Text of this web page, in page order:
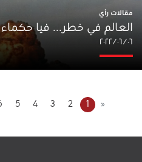
مقالات رأي
العالم في خطر... فيا حكماء
٠٦‏/٠٦‏/٢٠٢٢
«
1
2
3
4
5